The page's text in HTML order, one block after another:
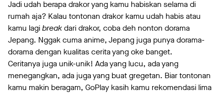
Jadi udah berapa drakor yang kamu habiskan selama di
rumah aja? Kalau tontonan drakor kamu udah habis atau
kamu lagibreakdari drakor, coba deh nonton dorama
Jepang. Nggak cuma anime, Jepang juga punya dorama-
dorama dengan kualitas cerita yang oke banget.
Ceritanya juga unik-unik! Ada yang lucu, ada yang
menegangkan, ada juga yang buat gregetan. Biar tontonan
kamu makin beragam, GoPlay kasih kamu rekomendasi lima